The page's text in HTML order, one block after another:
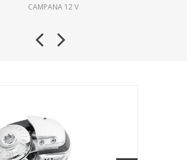
CAMPANA 12 V